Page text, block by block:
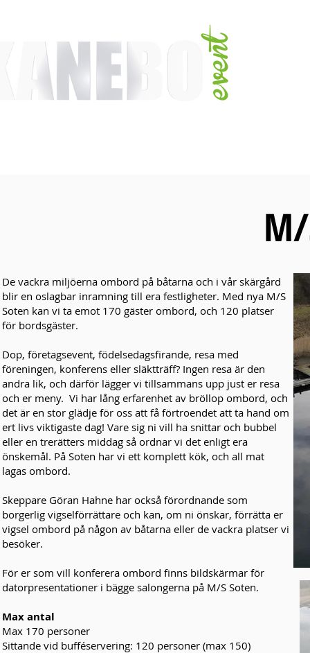
De vackra miljöerna ombord på båtarna och i vår skärgård
blir en oslagbar inramning till era festligheter. Med nya M/S
Soten kan vi ta emot 170 gäster ombord, och 120 platser
för bordsgäster.
Dop, företagsevent, födelsedagsfirande, resa med
föreningen, konferens eller släktträff? Ingen resa är den
andra lik, och därför lägger vi tillsammans upp just er resa
och er meny. Vi har lång erfarenhet av bröllop ombord, och
det är en stor glädje för oss att få förtroendet att ta hand om
ert livs viktigaste dag! Vare sig ni vill ha snittar och bubbel
eller en trerätters middag så ordnar vi det enligt era
önskemål. På Soten har vi ett komplett kök, och all mat
lagas ombord.
Skeppare Göran Hahne har också förordnande som
borgerlig vigselförrättare och kan, om ni önskar, förrätta er
vigsel ombord på någon av båtarna eller de vackra platser vi
besöker.
För er som vill konferera ombord finns bildskärmar för
datorpresentationer i bägge salongerna på M/S Soten.
Max antal
Max 170 personer
Sittande vid bufféservering: 120 personer (max 150)